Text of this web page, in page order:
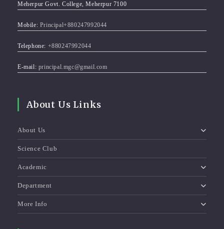
Meherpur Govt. College, Meherpur 7100
Mobile: Principal+880247992044
Telephone: +880247992044
E-mail: principal.mgc@gmail.com
About Us Links
About Us
Science Club
Academic
Department
More Info